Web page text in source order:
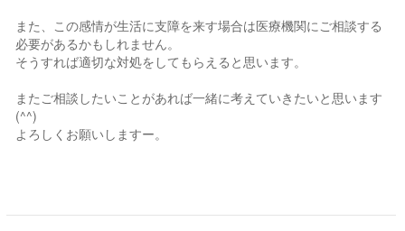
また、この感情が生活に支障を来す場合は医療機関にご相談する
必要があるかもしれません。
そうすれば適切な対処をしてもらえると思います。
またご相談したいことがあれば一緒に考えていきたいと思います
(^^)
よろしくお願いしますー。